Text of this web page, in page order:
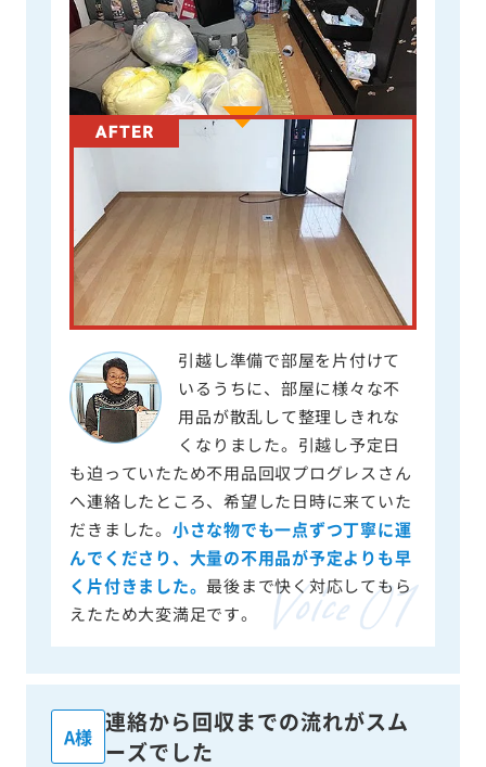
引越し準備で部屋を片付けて
いるうちに、部屋に様々な不
用品が散乱して整理しきれな
くなりました。引越し予定日
も迫っていたため不用品回収プログレスさん
へ連絡したところ、希望した日時に来ていた
だきました。 小さな物でも一点ずつ丁寧に運
んでくださり、大量の不用品が予定よりも早
く片付きました。 最後まで快く対応してもら
えたため大変満足です。
A様
連絡から回収までの流れがスム
ーズでした